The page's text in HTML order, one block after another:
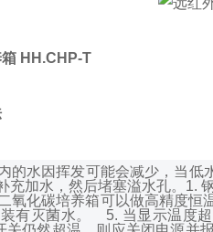
HH.CHP-T
的水因挥发可能会减少，当
充加水，然后堵塞溢水孔。 1.
氧化碳培养箱可以做高精度
装有灭菌水。 5. 当显示温度